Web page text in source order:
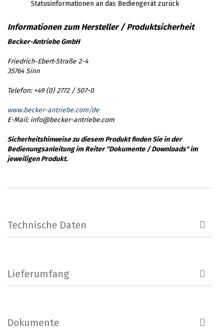
Statusinformationen an das Bediengerät zurück
Becker-Antriebe GmbH
Friedrich-Ebert-Straße 2-4
35764 Sinn
Telefon: +49 (0) 2772 / 507-0
www.becker-antriebe.com/de
E-Mail: info@becker-antriebe.com
Sicherheitshinweise zu diesem Produkt finden Sie in der
Bedienungsanleitung im Reiter "Dokumente / Downloads" im
jeweiligen Produkt.
Technische Daten
Lieferumfang
Dokumente